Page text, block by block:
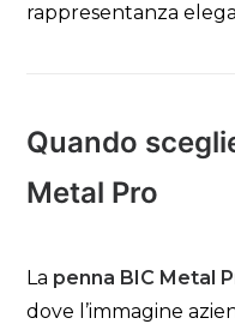
rappresentanza
Quando
Metal Pro
La penna BIC Metal
dove l’immagine